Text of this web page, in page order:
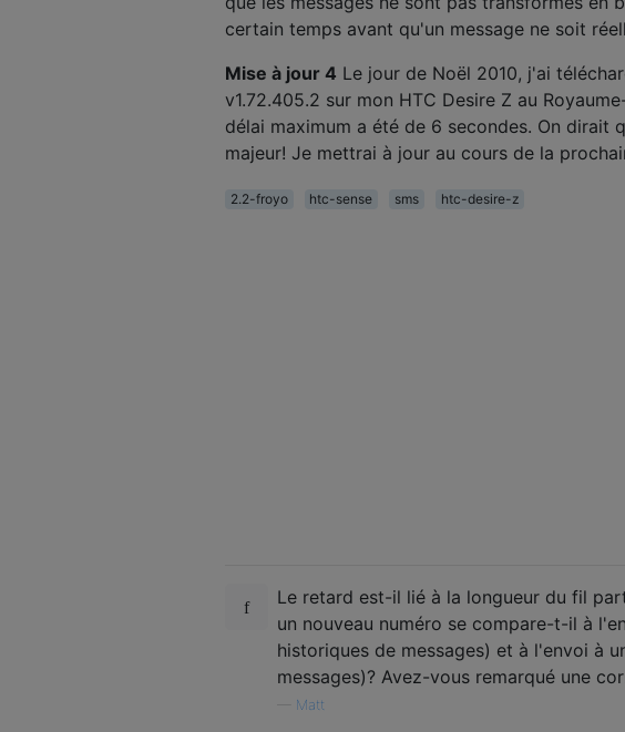
certain temps avant qu'un message ne soit
Mise à jour 4 Le jour de Noël 2010, j'ai
v1.72.405.2 sur mon HTC Desire Z au
délai maximum a été de 6 secondes. On
majeur! Je mettrai à jour au cours de la
2.2-froyo htc-sense sms htc-desire-z
Le retard est-il lié à la longueur du fil
un nouveau numéro se compare-t-il à
historiques de messages) et à l'envoi à
messages)? Avez-vous remarqué une
Matt